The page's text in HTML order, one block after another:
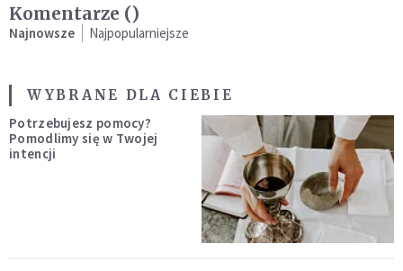
Komentarze ()
Najnowsze Najpopularniejsze
WYBRANE DLA CIEBIE
Potrzebujesz pomocy?
Pomodlimy się w Twojej
intencji